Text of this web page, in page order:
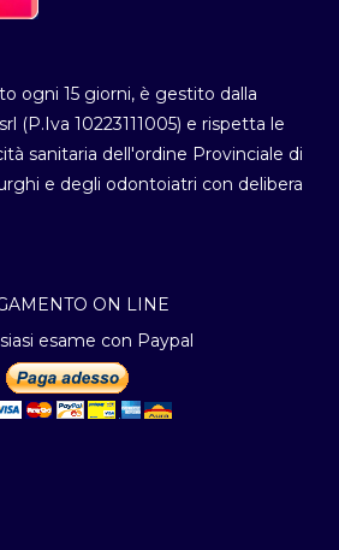
ogni 15 giorni, è gestito dalla
(P.Iva 10223111005) e rispetta le
sanitaria dell'ordine Provinciale di
e degli odontoiatri con delibera
ON LINE
esame con Paypal